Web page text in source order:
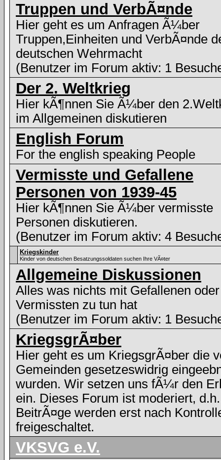
Truppen und VerbÃ¤nde
Hier geht es um Anfragen Ã¼ber
Truppen,Einheiten und VerbÃ¤nde
deutschen Wehrmacht
(Benutzer im Forum aktiv: 1
Der 2. Weltkrieg
Hier kÃ¶nnen Sie Ã¼ber den
im Allgemeinen diskutieren
English Forum
For the english speaking People
Vermisste und Gefallene
Personen von 1939-45
Hier kÃ¶nnen Sie Ã¼ber vermisste
Personen diskutieren.
(Benutzer im Forum aktiv: 4
Kriegskinder
Kinder von deutschen Besatzungssoldaten suchen Ihre VÃ¤ter
Allgemeine Diskussionen
Alles was nichts mit Gefallenen oder
Vermissten zu tun hat
(Benutzer im Forum aktiv: 1
KriegsgrÃ¤ber
Hier geht es um KriegsgrÃ¤ber die
Gemeinden gesetzeswidrig
wurden. Wir setzen uns fÃ¼r den
ein. Dieses Forum ist moderiert,
BeitrÃ¤ge werden erst nach
freigeschaltet.
VKSVG e.V.